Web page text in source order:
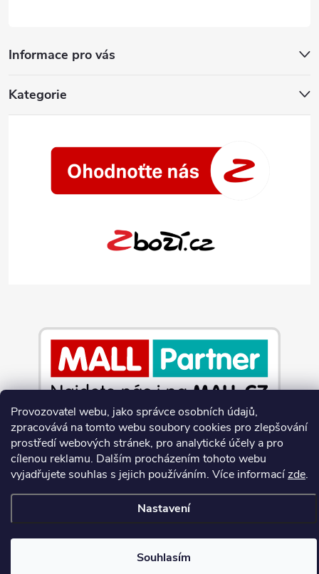
Provozovatel webu, jako správce osobních údajů,
zpracovává na tomto webu soubory cookies pro zlepšování
prostředí webových stránek, pro analytické účely a pro
cílenou reklamu. Dalším procházením tohoto webu
vyjadřujete souhlas s jejich používáním. Více informacízde.
Nastavení
Souhlasím
Informace pro vás
Kategorie
Vytvořil Shoptet
Copyright 2026 Jeans-Shop.cz. Všechna práva vyhrazena.Upravit
nastavení cookies